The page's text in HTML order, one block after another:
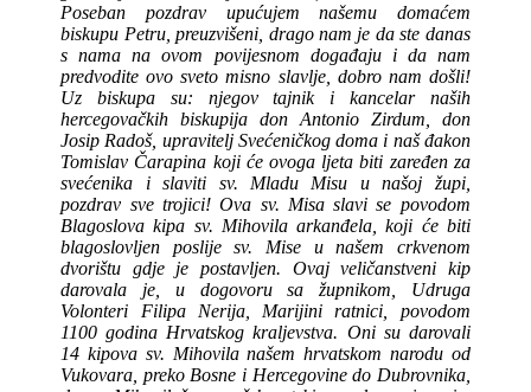
Poseban pozdrav upućujem našemu domaćem
biskupu Petru, preuzvišeni, drago nam je da ste danas
s nama na ovom povijesnom događaju i da nam
predvodite ovo sveto misno slavlje, dobro nam došli!
Uz biskupa su: njegov tajnik i kancelar naših
hercegovačkih biskupija don Antonio Zirdum, don
Josip Radoš, upravitelj Svećeničkog doma i naš đakon
Tomislav Čarapina koji će ovoga ljeta biti zaređen za
svećenika i slaviti sv. Mladu Misu u našoj župi,
pozdrav sve trojici! Ova sv. Misa slavi se povodom
Blagoslova kipa sv. Mihovila arkanđela, koji će biti
blagoslovljen poslije sv. Mise u našem crkvenom
dvorištu gdje je postavljen. Ovaj veličanstveni kip
darovala je, u dogovoru sa župnikom, Udruga
Volonteri Filipa Nerija, Marijini ratnici, povodom
1100 godina Hrvatskog kraljevstva. Oni su darovali
14 kipova sv. Mihovila našem hrvatskom narodu od
Vukovara, preko Bosne i Hercegovine do Dubrovnika,